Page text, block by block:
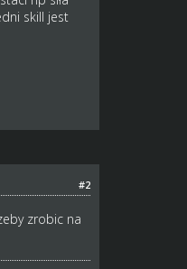
skill jest
#2
zrobic na